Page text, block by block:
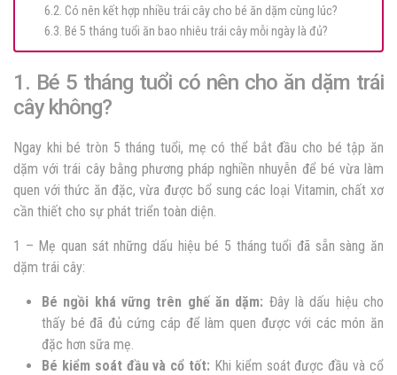
6.2. Có nên kết hợp nhiều trái cây cho bé ăn dặm cùng lúc?
6.3. Bé 5 tháng tuổi ăn bao nhiêu trái cây mỗi ngày là đủ?
1. Bé 5 tháng tuổi có nên cho ăn dặm trái
cây không?
Ngay khi bé tròn 5 tháng tuổi, mẹ có thể bắt đầu cho bé tập ăn
dặm với trái cây bằng phương pháp nghiền nhuyễn để bé vừa làm
quen với thức ăn đặc, vừa được bổ sung các loại Vitamin, chất xơ
cần thiết cho sự phát triển toàn diện.
1 – Mẹ quan sát những dấu hiệu bé 5 tháng tuổi đã sẵn sàng ăn
dặm trái cây:
Bé ngồi khá vững trên ghế ăn dặm: Đây là dấu hiệu cho
thấy bé đã đủ cứng cáp để làm quen được với các món ăn
đặc hơn sữa mẹ.
Bé kiểm soát đầu và cổ tốt: Khi kiểm soát được đầu và cổ